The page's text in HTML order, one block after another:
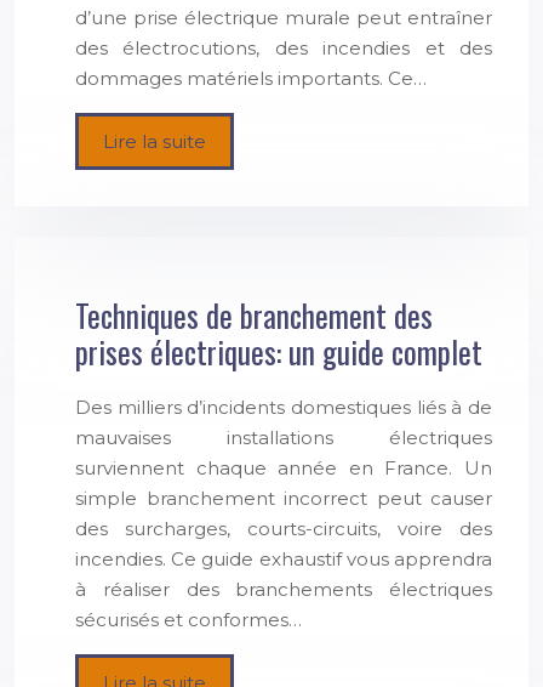
d’une prise électrique murale peut entraîner
des électrocutions, des incendies et des
dommages matériels importants. Ce…
Lire la suite
Techniques de branchement des
prises électriques: un guide complet
Des milliers d’incidents domestiques liés à de
mauvaises installations électriques
surviennent chaque année en France. Un
simple branchement incorrect peut causer
des surcharges, courts-circuits, voire des
incendies. Ce guide exhaustif vous apprendra
à réaliser des branchements électriques
sécurisés et conformes…
Lire la suite